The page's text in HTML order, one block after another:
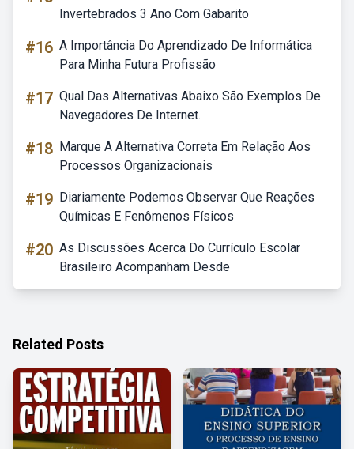
Invertebrados 3 Ano Com Gabarito
#16 A Importância Do Aprendizado De Informática
Para Minha Futura Profissão
#17 Qual Das Alternativas Abaixo São Exemplos De
Navegadores De Internet.
#18 Marque A Alternativa Correta Em Relação Aos
Processos Organizacionais
#19 Diariamente Podemos Observar Que Reações
Químicas E Fenômenos Físicos
#20 As Discussões Acerca Do Currículo Escolar
Brasileiro Acompanham Desde
Related Posts